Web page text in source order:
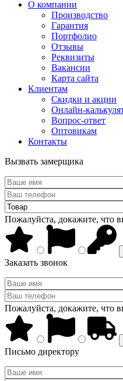
О компании
Производство
Гарантия
Портфолио
Отзывы
Реквизиты
Вакансии
Карта сайта
Клиентам
Скидки и акции
Онлайн-
Вопрос-ответ
Оптовикам
Контакты
Вызвать замерщика
Пожалуйста, докажите, что
Заказать звонок
Пожалуйста, докажите, что
Письмо директору